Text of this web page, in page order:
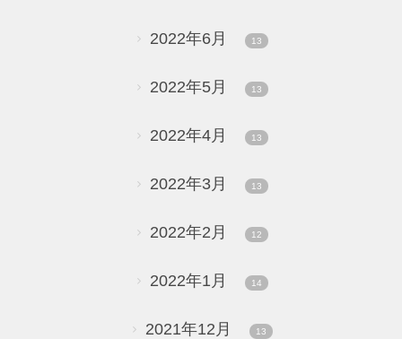
2022年6月 13
2022年5月 13
2022年4月 13
2022年3月 13
2022年2月 12
2022年1月 14
2021年12月 13